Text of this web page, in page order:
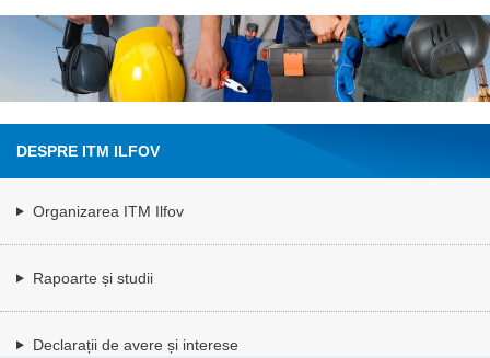
DESPRE ITM ILFOV
Organizarea ITM Ilfov
Rapoarte și studii
Declarații de avere și interese